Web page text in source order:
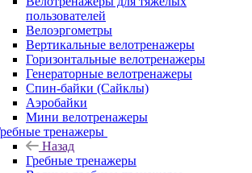
пользователей
Велоэргометры
Вертикальные велотренажеры
Горизонтальные велотренажеры
Генераторные велотренажеры
Спин-байки (Сайклы)
Аэробайки
Мини велотренажеры
тренажеры
Назад
Гребные тренажеры